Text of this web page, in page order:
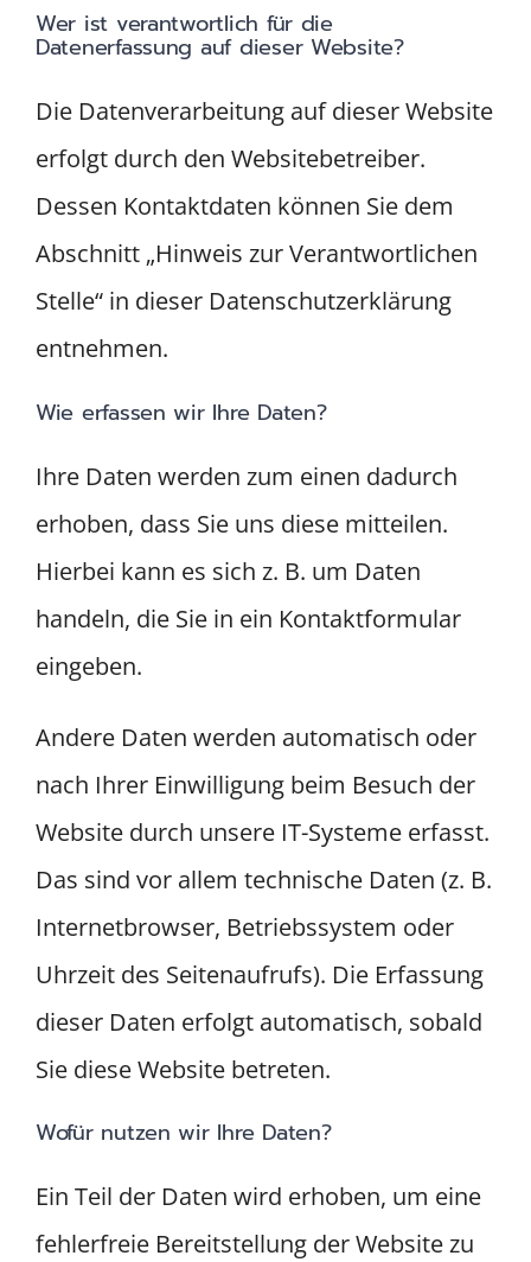
Wer ist verantwortlich für die
Datenerfassung auf dieser Website?
Die Datenverarbeitung auf dieser Website
erfolgt durch den Websitebetreiber.
Dessen Kontaktdaten können Sie dem
Abschnitt „Hinweis zur Verantwortlichen
Stelle“ in dieser Datenschutzerklärung
entnehmen.
Wie erfassen wir Ihre Daten?
Ihre Daten werden zum einen dadurch
erhoben, dass Sie uns diese mitteilen.
Hierbei kann es sich z. B. um Daten
handeln, die Sie in ein Kontaktformular
eingeben.
Andere Daten werden automatisch oder
nach Ihrer Einwilligung beim Besuch der
Website durch unsere IT-Systeme erfasst.
Das sind vor allem technische Daten (z. B.
Internetbrowser, Betriebssystem oder
Uhrzeit des Seitenaufrufs). Die Erfassung
dieser Daten erfolgt automatisch, sobald
Sie diese Website betreten.
Wofür nutzen wir Ihre Daten?
Ein Teil der Daten wird erhoben, um eine
fehlerfreie Bereitstellung der Website zu